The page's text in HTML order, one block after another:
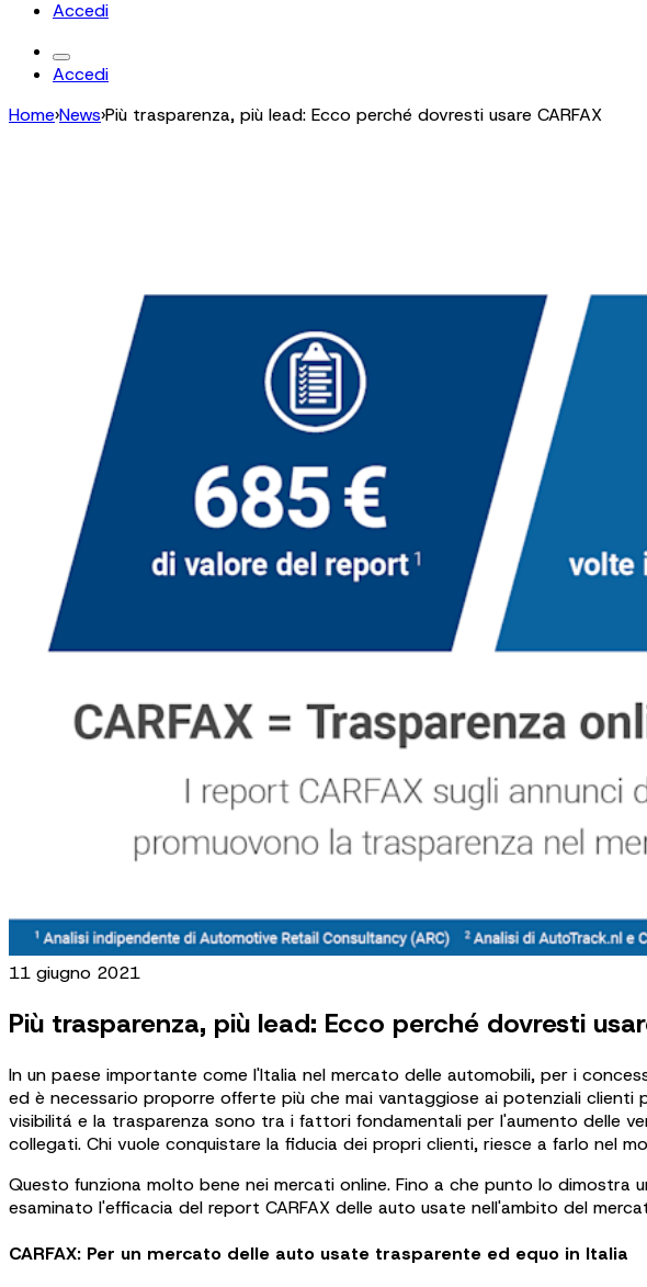
Accedi
Accedi
Home›News›Più trasparenza, più lead: Ecco perché dovresti usare CARFAX
11 giugno 2021
Più trasparenza, più lead: Ecco perché dovresti
In un paese importante come l'Italia nel mercato delle automobili, per i
ed è necessario proporre offerte più che mai vantaggiose ai potenziali
visibilitá e la trasparenza sono tra i fattori fondamentali per l'aumento delle
collegati. Chi vuole conquistare la fiducia dei propri clienti, riesce a farlo nel
Questo funziona molto bene nei mercati online. Fino a che punto lo dimostra
esaminato l'efficacia del report CARFAX delle auto usate nell'ambito del
CARFAX: Per un mercato delle auto usate trasparente ed equo in Italia